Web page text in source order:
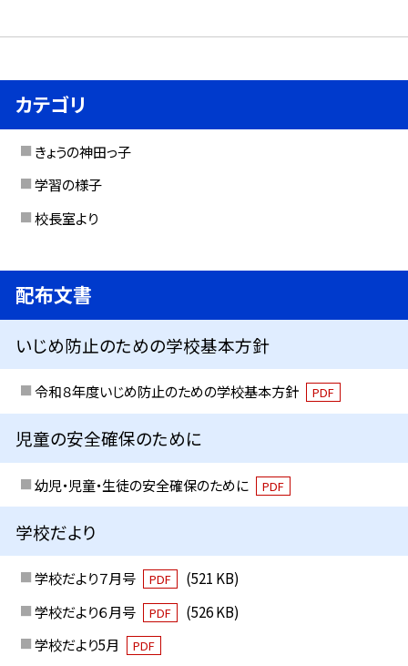
カテゴリ
きょうの神田っ子
学習の様子
校長室より
配布文書
いじめ防止のための学校基本方針
令和８年度いじめ防止のための学校基本方針 PDF
児童の安全確保のために
幼児・児童・生徒の安全確保のために PDF
学校だより
学校だより７月号 PDF
(521 KB)
学校だより６月号
PDF
(526 KB)
学校だより5月
PDF